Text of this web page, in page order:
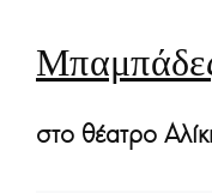
στο θέατρο